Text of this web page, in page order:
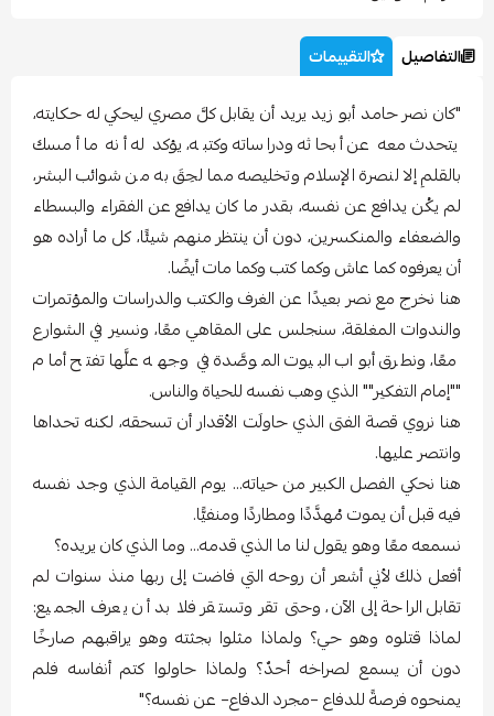
التفاصيل التقييمات
"كان نصر حامد أبو زيد يريد أن يقابل كلَّ مصري ليحكي له حكايته،
يتحدث معه عن أبحاثه ودراساته وكتبه، يؤكد له أنه ما أمسك
بالقلمِ إلا لنصرة الإسلام وتخليصه مما لحِقَ به من شوائب البشر،
لم يكُن يدافع عن نفسه، بقدر ما كان يدافع عن الفقراء والبسطاء
والضعفاء والمنكسرين، دون أن ينتظر منهم شيئًا، كل ما أراده هو
أن يعرفوه كما عاش وكما كتب وكما مات أيضًا.
هنا نخرج مع نصر بعيدًا عن الغرف والكتب والدراسات والمؤتمرات
والندوات المغلقة، سنجلس على المقاهي معًا، ونسير في الشوارع
معًا، ونطرق أبواب البيوت الموصَّدة في وجهه علَّها تفتح أمام
""إمام التفكير"" الذي وهب نفسه للحياة والناس.
هنا نروي قصة الفتى الذي حاولَت الأقدار أن تسحقه، لكنه تحداها
وانتصر عليها.
هنا نحكي الفصل الكبير من حياته... يوم القيامة الذي وجد نفسه
فيه قبل أن يموت مُهدَّدًا ومطاردًا ومنفيًّا.
نسمعه معًا وهو يقول لنا ما الذي قدمه... وما الذي كان يريده؟
أفعل ذلك لأني أشعر أن روحه التي فاضت إلى ربها منذ سنوات لم
تقابل الراحة إلى الآن، وحتى تقر وتستقر فلا بد أن يعرف الجميع:
لماذا قتلوه وهو حي؟ ولماذا مثلوا بجثته وهو يراقبهم صارخًا
دون أن يسمع لصراخه أحدٌ؟ ولماذا حاولوا كتم أنفاسه فلم
يمنحوه فرصةً للدفاع –مجرد الدفاع– عن نفسه؟"